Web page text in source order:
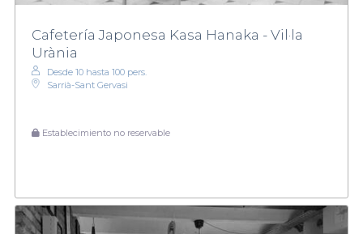
Cafetería Japonesa Kasa Hanaka - Vil·la
Urània
Desde 10 hasta 100 pers.
Sarrià-Sant Gervasi
Establecimiento no reservable